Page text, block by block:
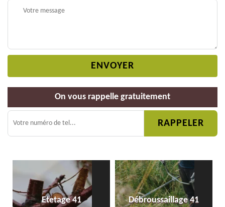
On vous rappelle gratuitement
Etetage 41 Débroussaillage 41